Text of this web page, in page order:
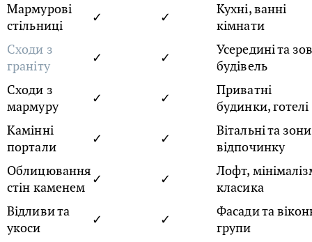
Мармурові
стільниці
✓ ✓
Кухні, ванні
кімнати
Сходи з
граніту
✓ ✓
Усередині та
будівель
Сходи з
мармуру
✓ ✓
Приватні
будинки, готелі
Камінні
портали
✓ ✓
Вітальні та зони
відпочинку
Облицювання
стін каменем
✓ ✓
Лофт,
класика
Відливи та
укоси
✓ ✓
Фасади та
групи